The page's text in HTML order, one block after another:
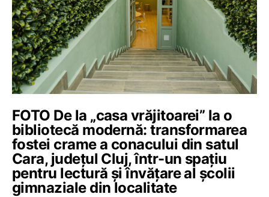
FOTO De la „casa vrăjitoarei” la o
bibliotecă modernă: transformarea
fostei crame a conacului din satul
Cara, județul Cluj, într-un spațiu
pentru lectură și învățare al școlii
gimnaziale din localitate